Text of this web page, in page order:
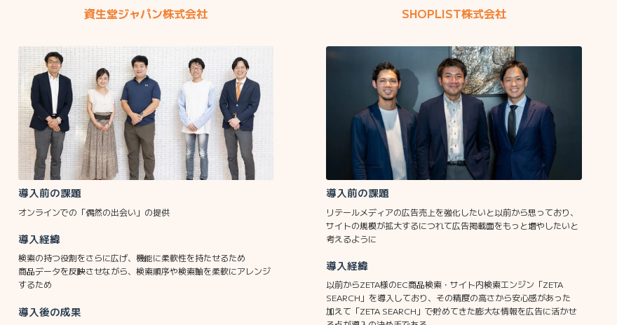
資生堂ジャパン株式会社
導入前の課題
オンラインでの「偶然の出会い」の提供
導入経緯
検索の持つ役割をさらに広げ、機能に柔軟性を持たせるため
商品データを反映させながら、検索順序や検索軸を柔軟にアレンジ
するため
導入後の成果
SHOPLIST株式会社
導入前の課題
リテールメディアの広告売上を強化したいと以前から思っており、
サイトの規模が拡大するにつれて広告掲載面をもっと増やしたいと
考えるように
導入経緯
以前からZETA様のEC商品検索・サイト内検索エンジン「ZETA
SEARCH」を導入しており、その精度の高さから安心感があった
加えて「ZETA SEARCH」で貯めてきた膨大な情報を広告に活かせ